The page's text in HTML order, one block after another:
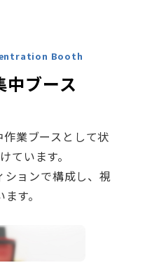
Booth
ブース
業ブースとして状
ています。
ョンで構成し、視
す。